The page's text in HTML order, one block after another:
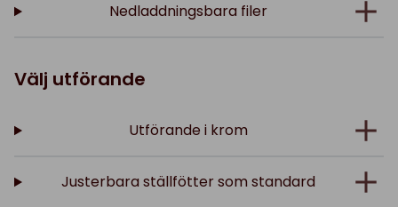
Nedladdningsbara filer
Välj utförande
Utförande i krom
Justerbara ställfötter som standard